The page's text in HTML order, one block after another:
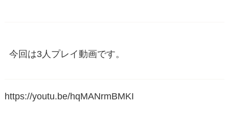
今回は3人プレイ動画です。
https://youtu.be/hqMANrmBMKI